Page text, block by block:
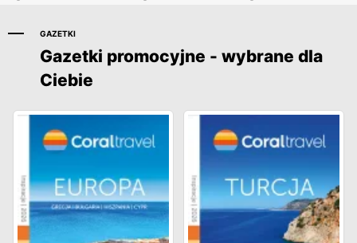
GAZETKI
Gazetki promocyjne - wybrane dla
Ciebie